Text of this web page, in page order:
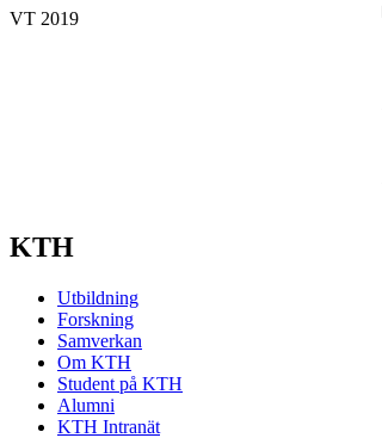
VT 2019
KTH
Utbildning
Forskning
Samverkan
Om KTH
Student på KTH
Alumni
KTH Intranät